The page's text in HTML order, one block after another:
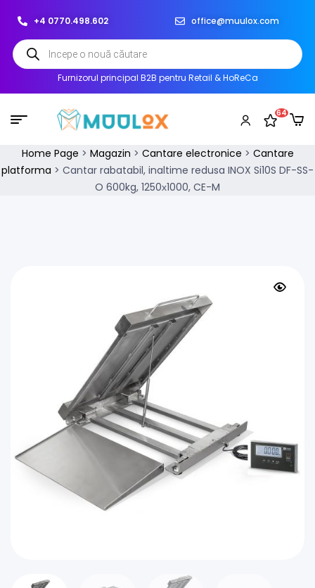
+4 0770.498.602 office@muulox.com
Furnizorul principal B2B pentru Retail & HoReCa
64
Home Page > Magazin > Cantare electronice > Cantare
platforma > Cantar rabatabil, inaltime redusa INOX Si10S DF-SS-
O 600kg, 1250х1000, CE-M